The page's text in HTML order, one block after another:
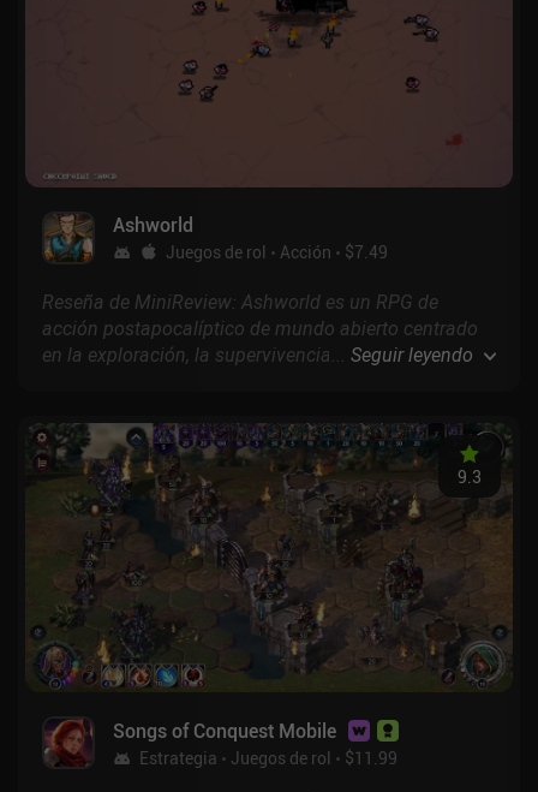
Ashworld
Juegos de rol Acción $7.49
Reseña de MiniReview: Ashworld es un RPG de
acción postapocalíptico de mundo abierto centrado
en la exploración, la supervivencia, las misiones y las
... Seguir leyendo
Songs of Conquest Mobile
Estrategia Juegos de rol $11.99
9.3